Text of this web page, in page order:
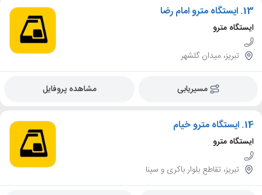
13. ایستگاه مترو امام رضا
ایستگاه مترو
تبریز، میدان گلشهر
مسیریابی مشاهده پروفایل
14. ایستگاه مترو خیام
ایستگاه مترو
تبریز، تقاطع بلوار باکری و سینا